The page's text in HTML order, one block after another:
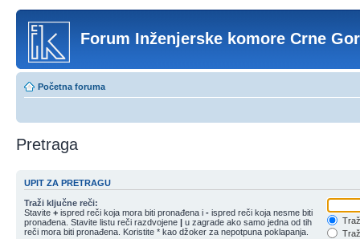
Forum Inženjerske komore Crne
Početna foruma
Pretraga
UPIT ZA PRETRAGU
Traži ključne reči:
Stavite + ispred reči koja mora biti pronađena i - ispred reči koja nesme biti
pronađena. Stavite listu reči razdvojene | u zagrade ako samo jedna od tih
reči mora biti pronađena. Koristite * kao džoker za nepotpuna poklapanja.